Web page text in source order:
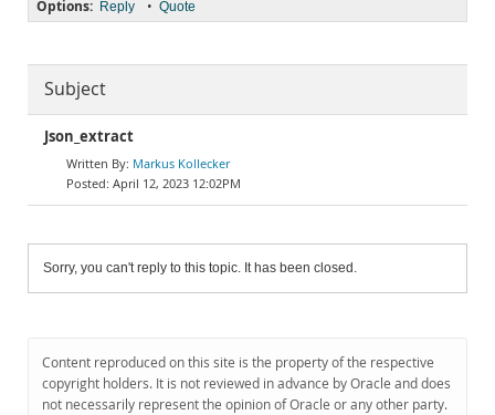
Options: Reply • Quote
Subject
Json_extract
Markus Kollecker
April 12, 2023 12:02PM
Sorry, you can't reply to this topic. It has been closed.
Content reproduced on this site is the property of the respective
copyright holders. It is not reviewed in advance by Oracle and does
not necessarily represent the opinion of Oracle or any other party.